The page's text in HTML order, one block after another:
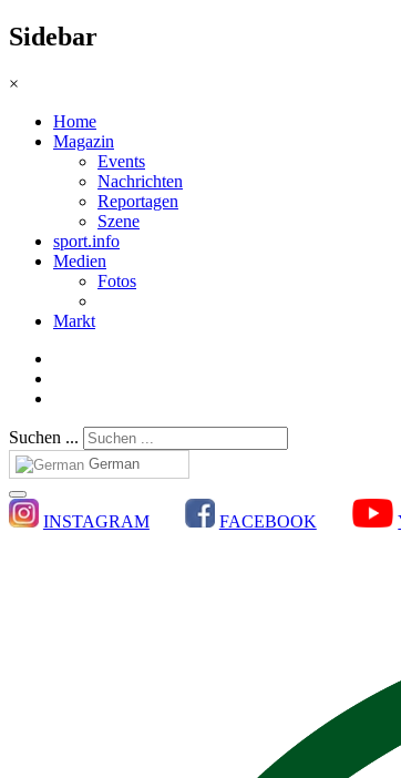
Sidebar
×
Home
Magazin
Events
Nachrichten
Reportagen
Szene
sport.info
Medien
Fotos
Markt
Suchen ...
German
INSTAGRAM FACEBOOK